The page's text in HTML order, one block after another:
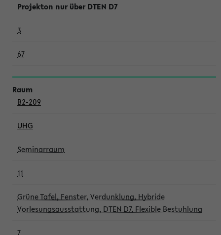
Projekton nur über DTEN D7
3
67
B2-209
UHG
Seminarraum
11
Grüne Tafel, Fenster, Verdunklung, Hybride
Vorlesungsausstattung, DTEN D7, Flexible Bestuhlung
7